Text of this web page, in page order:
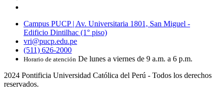
Campus PUCP | Av. Universitaria 1801, San Miguel -
Edificio Dintilhac (1° piso)
vri@pucp.edu.pe
(511) 626-2000
Horario de atención De lunes a viernes de 9 a.m. a 6 p.m.
2024 Pontificia Universidad Católica del Perú - Todos los derechos
reservados.